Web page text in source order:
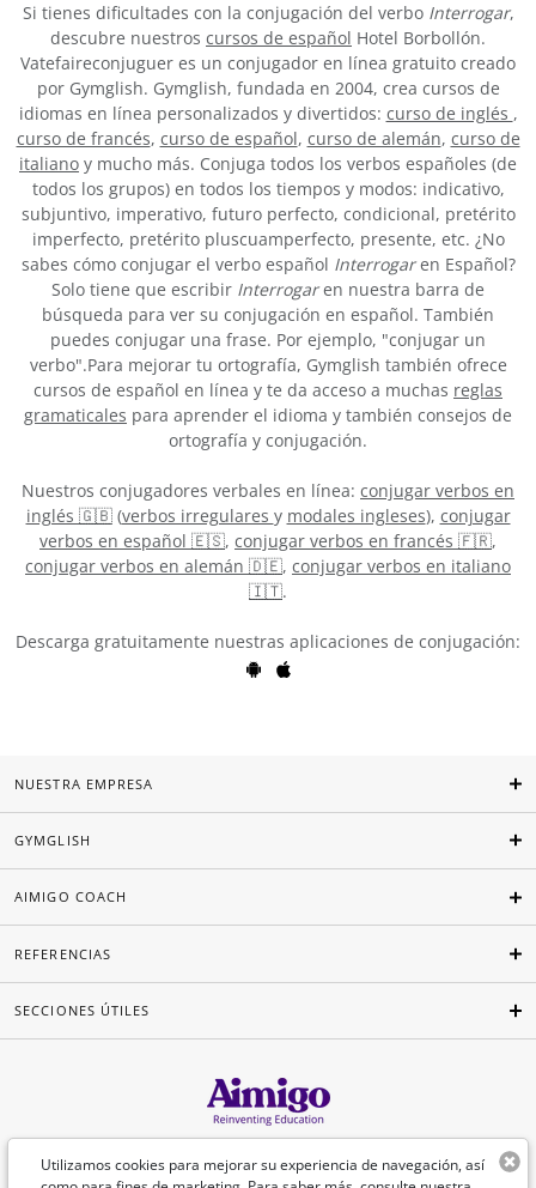
Si tienes dificultades con la conjugación del verbo Interrogar,
descubre nuestros cursos de español Hotel Borbollón.
Vatefaireconjuguer es un conjugador en línea gratuito creado
por Gymglish. Gymglish, fundada en 2004, crea cursos de
idiomas en línea personalizados y divertidos: curso de inglés ,
curso de francés, curso de español, curso de alemán, curso de
italiano y mucho más. Conjuga todos los verbos españoles (de
todos los grupos) en todos los tiempos y modos: indicativo,
subjuntivo, imperativo, futuro perfecto, condicional, pretérito
imperfecto, pretérito pluscuamperfecto, presente, etc. ¿No
sabes cómo conjugar el verbo español Interrogaren Español?
Solo tiene que escribir Interrogaren nuestra barra de
búsqueda para ver su conjugación en español. También
puedes conjugar una frase. Por ejemplo, "conjugar un
verbo".Para mejorar tu ortografía, Gymglish también ofrece
cursos de español en línea y te da acceso a muchas reglas
gramaticales para aprender el idioma y también consejos de
ortografía y conjugación.
Nuestros conjugadores verbales en línea: conjugar verbos en
inglés 🇬🇧(verbos irregulares y modales ingleses), conjugar
verbos en español 🇪🇸, conjugar verbos en francés 🇫🇷,
conjugar verbos en alemán 🇩🇪, conjugar verbos en italiano
🇮🇹.
Descarga gratuitamente nuestras aplicaciones de conjugación:
Utilizamos cookies para mejorar su experiencia de navegación, así
NUESTRA EMPRESA
GYMGLISH
AIMIGO COACH
REFERENCIAS
SECCIONES ÚTILES
Español